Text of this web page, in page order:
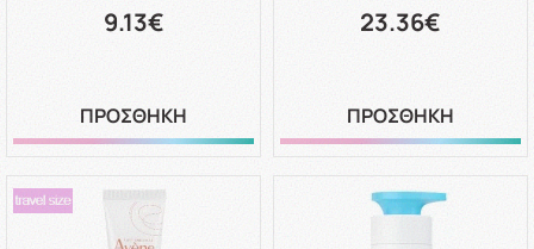
9.13€
ΠΡΟΣΘΗΚΗ
23.36€
ΠΡΟΣΘΗΚΗ